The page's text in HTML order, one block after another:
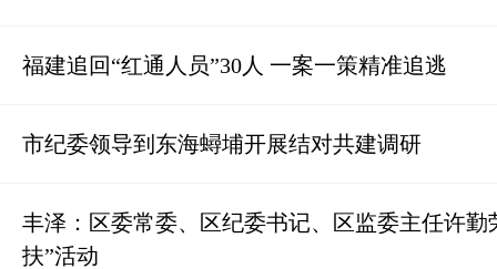
福建追回“红通人员”30人 一案一策精准追逃
市纪委领导到东海蟳埔开展结对共建调研
丰泽：区委常委、区纪委书记、区监委主任许
扶”活动